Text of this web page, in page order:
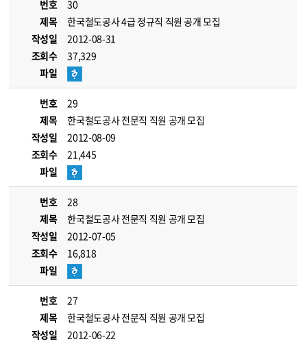
번호
30
제목
한국철도공사 4급 정규직 직원 공개 모집
작성일
2012-08-31
조회수
37,329
파일
번호
29
제목
한국철도공사 전문직 직원 공개 모집
작성일
2012-08-09
조회수
21,445
파일
번호
28
제목
한국철도공사 전문직 직원 공개 모집
작성일
2012-07-05
조회수
16,818
파일
번호
27
제목
한국철도공사 전문직 직원 공개 모집
작성일
2012-06-22